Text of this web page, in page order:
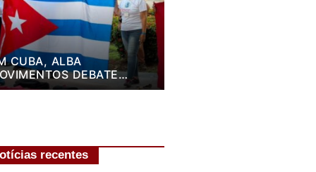
CUBA, ALBA
DEBATE
DE LUTA PARA OS
recentes